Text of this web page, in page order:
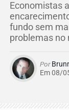
Economistas
fundo sem
problemas no
Por
Em 08/